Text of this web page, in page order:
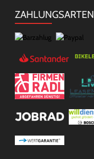
ZAHLUNGSARTEN